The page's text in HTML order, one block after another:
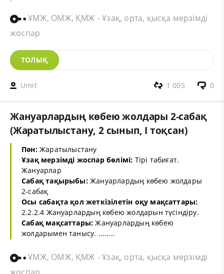
ҰМЖ, ОМЖ, ҚМЖ - Ұзақ, орта, қысқа мерзімді
жоспар
ТОЛЫҚ
Umit 0
1 005
Жануарлардың көбею жолдары 2-сабақ
(Жаратылыстану, 2 сынып, I тоқсан)
Пән:Жаратылыстану
Ұзақ мерзімді жоспар бөлімі: Тірі табиғат.
Жануарлар
Сабақ тақырыбы:Жануарлардың көбею жолдары
2-сабақ
Осы сабақта қол жеткізілетін оқу мақсаттары:
2.2.2.4 Жануарлардың көбею жолдарын түсіндіру.
Сабақ мақсаттары: Жануарлардың көбею
жолдарымен танысу. ........
ҰМЖ, ОМЖ, ҚМЖ - Ұзақ, орта, қысқа мерзімді